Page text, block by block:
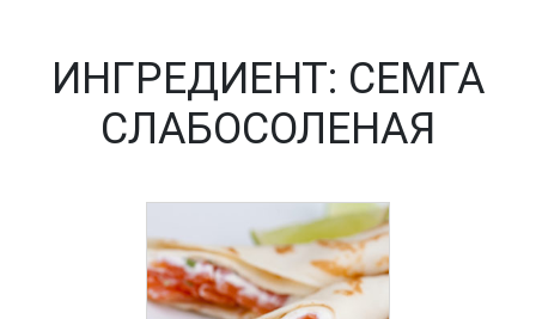
ИНГРЕДИЕНТ: СЕМГА
СЛАБОСОЛЕНАЯ